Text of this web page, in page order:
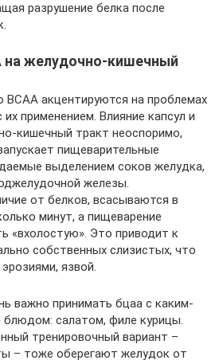
разрушение белка после
на желудочно-кишечный
акцентируются на проблемах
применением. Влияние капсул и
кишечный тракт неоспоримо,
пищеварительные
выделением соков желудка,
железы.
от белков, всасываются в
минут, а пищеварение
«вхолостую». Это приводит к
собственных слизистых, что
язвой.
важно принимать бцаа с каким-
салатом, филе курицы.
тренировочный вариант –
– тоже оберегают желудок от